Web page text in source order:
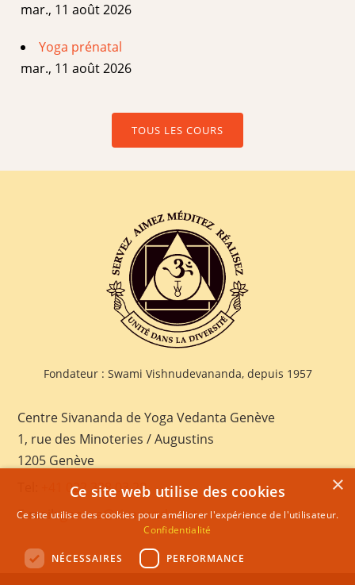
mar., 11 août 2026
Yoga prénatal
mar., 11 août 2026
TOUS LES COURS
Fondateur : Swami Vishnudevananda, depuis 1957
Centre Sivananda de Yoga Vedanta Genève
1, rue des Minoteries / Augustins
1205 Genève
+41 022 328 03 28
E-mail:geneva@sivananda.net
×
Ce site web utilise des cookies
Ce site utilise des cookies pour améliorer l'expérience de l'utilisateur.
Confidentialité
NÉCESSAIRES PERFORMANCE